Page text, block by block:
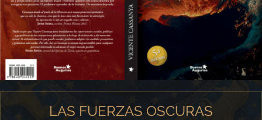
LAS FUERZAS OSCURAS